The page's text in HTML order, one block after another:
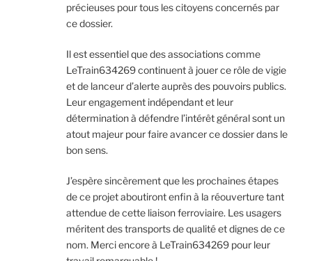
précieuses pour tous les citoyens concernés par
ce dossier.
Il est essentiel que des associations comme
LeTrain634269 continuent à jouer ce rôle de vigie
et de lanceur d’alerte auprès des pouvoirs publics.
Leur engagement indépendant et leur
détermination à défendre l’intérêt général sont un
atout majeur pour faire avancer ce dossier dans le
bon sens.
J’espère sincèrement que les prochaines étapes
de ce projet aboutiront enfin à la réouverture tant
attendue de cette liaison ferroviaire. Les usagers
méritent des transports de qualité et dignes de ce
nom. Merci encore à LeTrain634269 pour leur